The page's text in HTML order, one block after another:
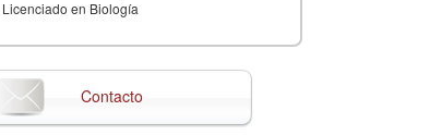
Licenciado en Biología
Contacto